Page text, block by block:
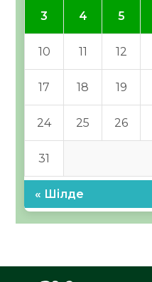
3 4 5
10 11 12
17 18 19
24 25 26
31
« Шілде